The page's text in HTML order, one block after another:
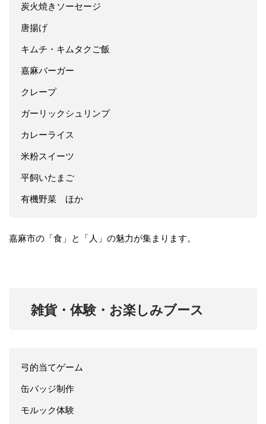
炭火焼きソーセージ
唐揚げ
キムチ・キムタクご飯
嘉麻バーガー
クレープ
ガーリックシュリンプ
カレーライス
米粉スイーツ
平飼いたまご
有機野菜 ほか
嘉麻市の「食」と「人」の魅力が集まります。
雑貨・体験・お楽しみブース
弓的当てゲーム
缶バッジ制作
モルック体験